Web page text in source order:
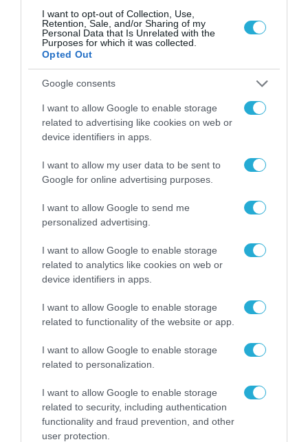
I want to opt-out of Collection, Use,
Retention, Sale, and/or Sharing of my
Personal Data that Is Unrelated with the
Purposes for which it was collected.
Opted Out
Google consents
I want to allow Google to enable storage
related to advertising like cookies on web or
device identifiers in apps.
I want to allow my user data to be sent to
Google for online advertising purposes.
I want to allow Google to send me
personalized advertising.
I want to allow Google to enable storage
related to analytics like cookies on web or
device identifiers in apps.
I want to allow Google to enable storage
related to functionality of the website or app.
I want to allow Google to enable storage
related to personalization.
I want to allow Google to enable storage
related to security, including authentication
functionality and fraud prevention, and other
user protection.
επανάσταση»
Νέος οδηγός του ΕΚΤ
για τη χρηματοδότηση
των ελληνικών
επιχειρήσεων στον
χώρο της άμυνας
31.07.2026
Η πιο ταξιδιάρικη
βαλίτσα του φετινού
καλοκαιριού έχει την
υπογραφή της Xiaomi
ΟΛΗ Η ΡΟΗ ΕΙΔΗΣΕΩΝ
ΔΙΕΘΝΗ